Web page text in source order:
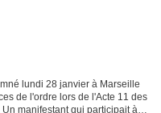
lundi 28 janvier à Marseille
de l'ordre lors de l'Acte 11 des
manifestant qui participait à